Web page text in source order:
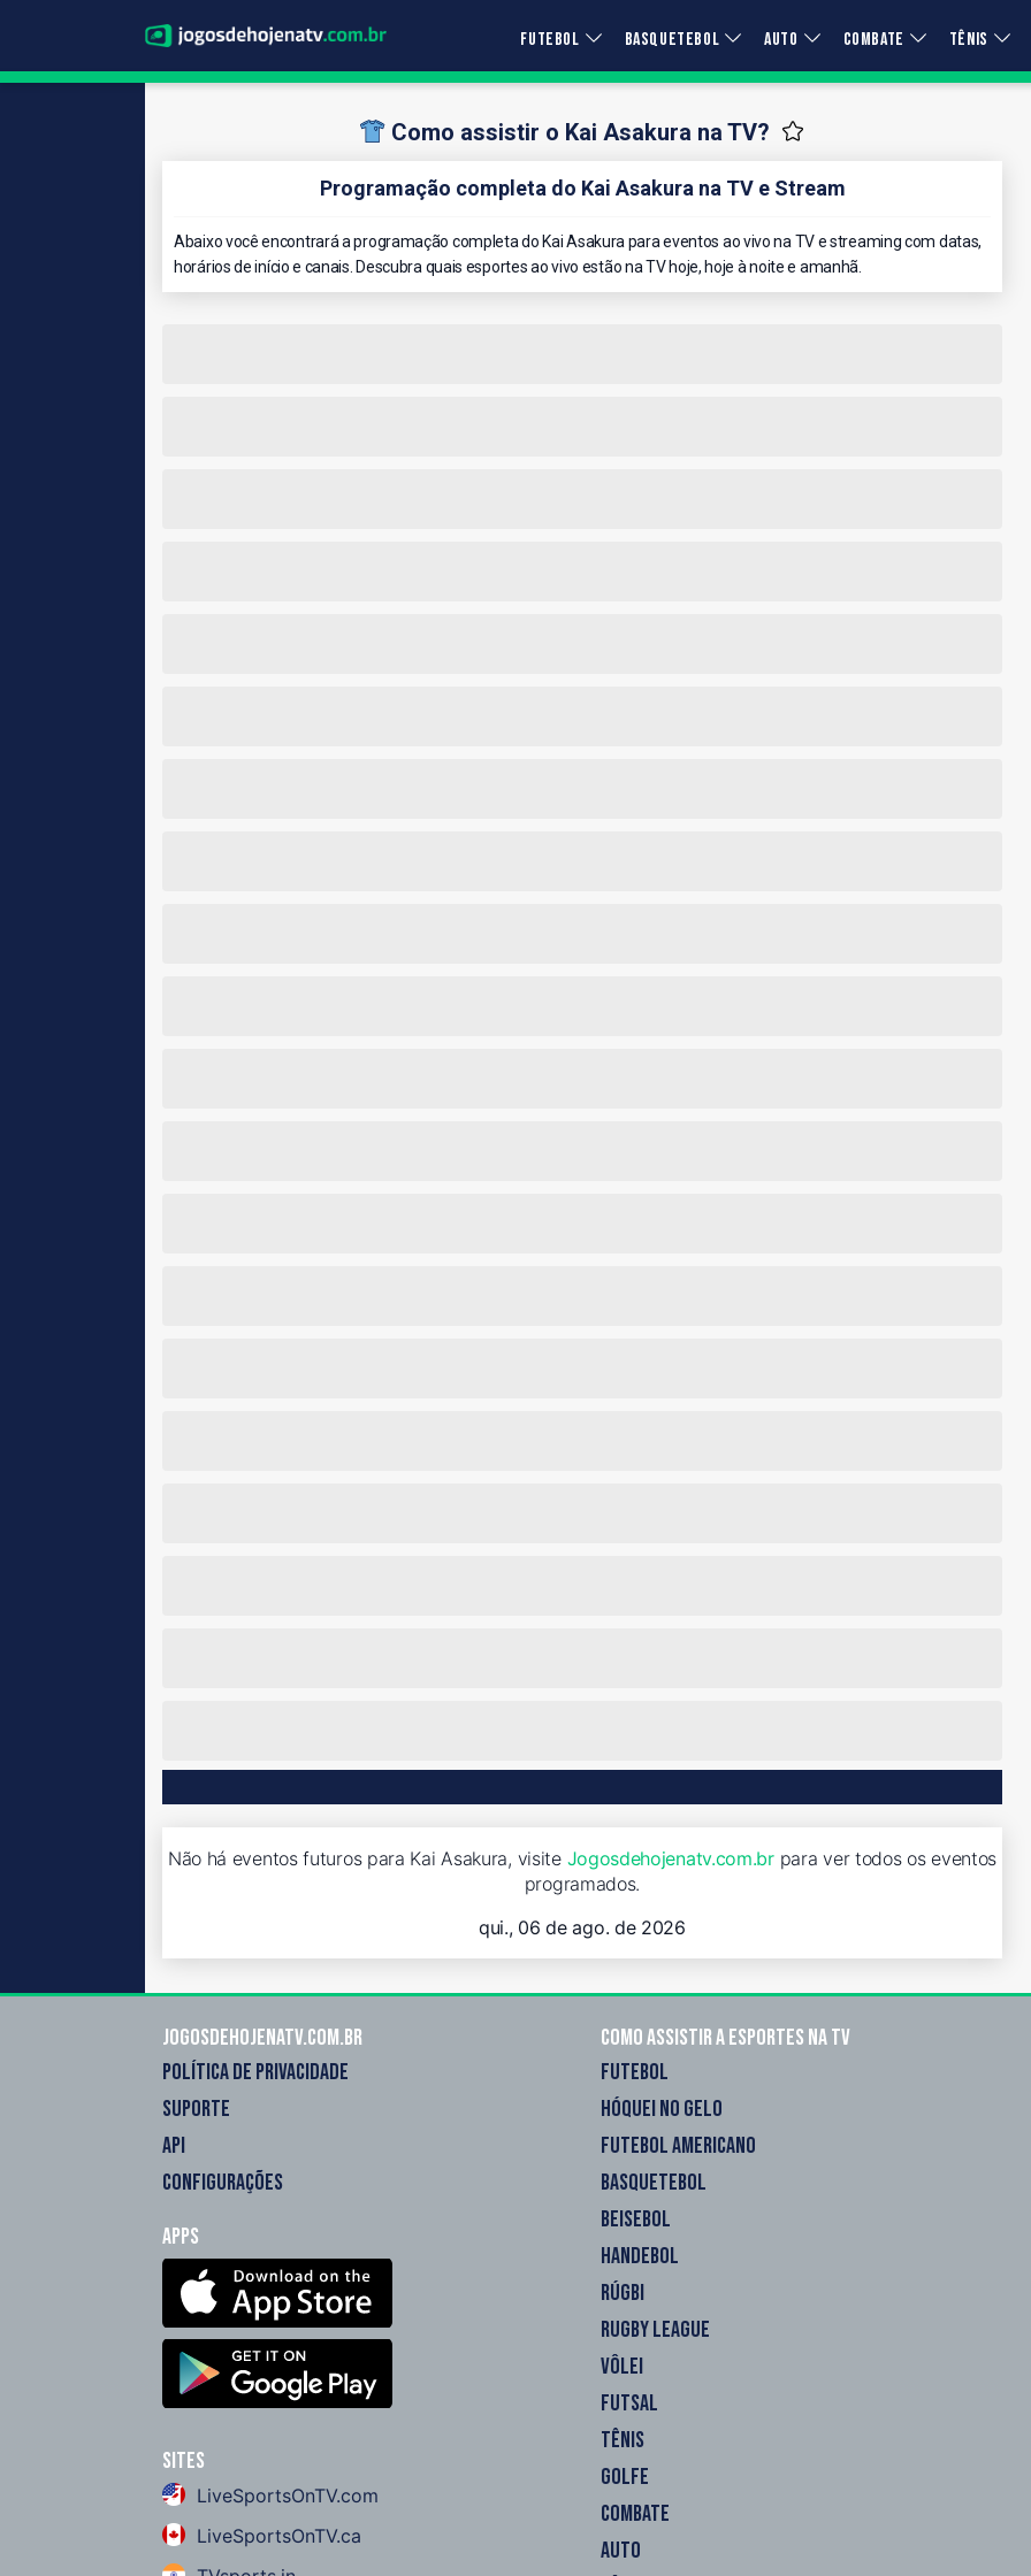
FUTEBOL BASQUETEBOL AUTO COMBATE TÊNIS
Como assistir o Kai Asakura na TV?
Programação completa do Kai Asakura na TV e Stream
Abaixo você encontrará a programação completa do Kai Asakura para eventos ao vivo na TV e streaming com datas,
horários de início e canais. Descubra quais esportes ao vivo estão na TV hoje, hoje à noite e amanhã.
Não há eventos futuros para Kai Asakura, visite Jogosdehojenatv.com.brpara ver todos os eventos
programados.
qui., 06 de ago. de 2026
Jogosdehojenatv.com.br
POLÍTICA DE PRIVACIDADE
SUPORTE
API
CONFIGURAÇÕES
Apps
Sites
LiveSportsOnTV.com
LiveSportsOnTV.ca
Como assistir a esportes na TV
FUTEBOL
HÓQUEI NO GELO
FUTEBOL AMERICANO
BASQUETEBOL
BEISEBOL
HANDEBOL
RÚGBI
RUGBY LEAGUE
VÔLEI
FUTSAL
TÊNIS
GOLFE
COMBATE
AUTO